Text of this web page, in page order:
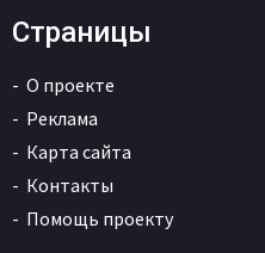
Страницы
О проекте
Реклама
Карта сайта
Контакты
Помощь проекту